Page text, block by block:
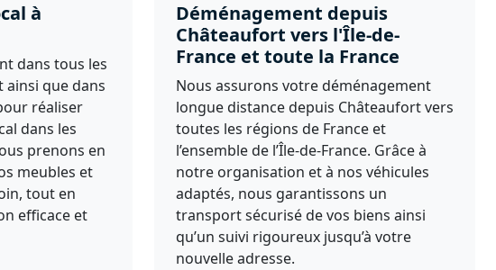
à
dans tous les
que dans
réaliser
dans les
prenons en
meubles et
tout en
efficace et
Déménagement depuis
Châteaufort vers l'Île-de-
France et toute la France
Nous assurons votre déménagement
longue distance depuis Châteaufort vers
toutes les régions de France et
l’ensemble de l’Île-de-France. Grâce à
notre organisation et à nos véhicules
adaptés, nous garantissons un
transport sécurisé de vos biens ainsi
qu’un suivi rigoureux jusqu’à votre
nouvelle adresse.